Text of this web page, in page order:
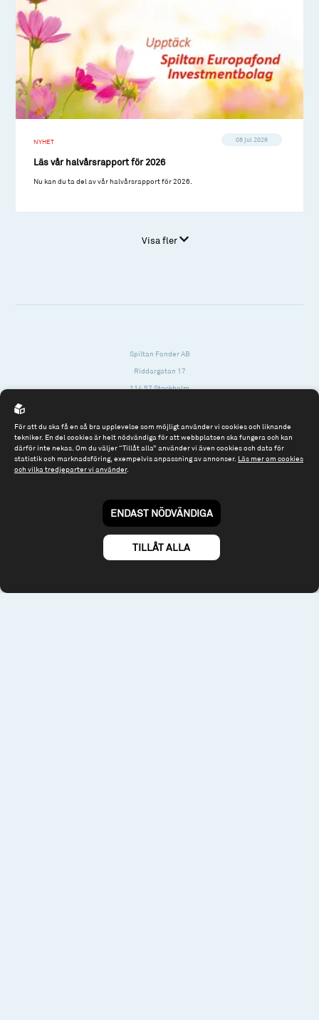
NYHET 08 jul 2026
Läs vår halvårsrapport för 2026
Nu kan du ta del av vår halvårsrapport för 2026.
Visa fler
Spiltan Fonder AB
Riddargatan 17
114 57 Stockholm
Tel: 08 - 545 813 40
fonder@spiltanfonder.se
Till spiltan.se
© 2026 - Spiltan Fonder AB
By Sphinxly
För att du ska få en så bra upplevelse som möjligt använder vi cookies och liknande
tekniker. En del cookies är helt nödvändiga för att webbplatsen ska fungera och kan
därför inte nekas. Om du väljer “Tillåt alla” använder vi även cookies och data för
statistik och marknadsföring, exempelvis anpassning av annonser. Läs mer om cookies
och vilka tredjeparter vi använder.
ENDAST NÖDVÄNDIGA
TILLÅT ALLA